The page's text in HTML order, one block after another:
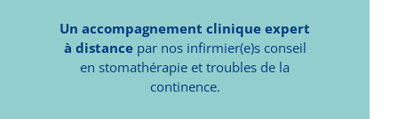
Un accompagnement clinique expert
à distancepar nos infirmier(e)s conseil
en stomathérapie et troubles de la
continence.